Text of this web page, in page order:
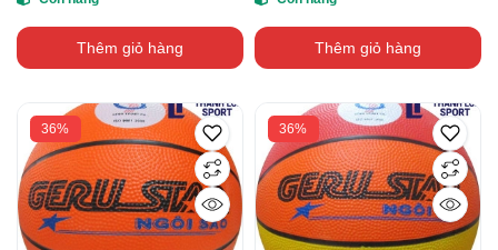
Thêm giỏ hàng Thêm giỏ hàng
36% 36%